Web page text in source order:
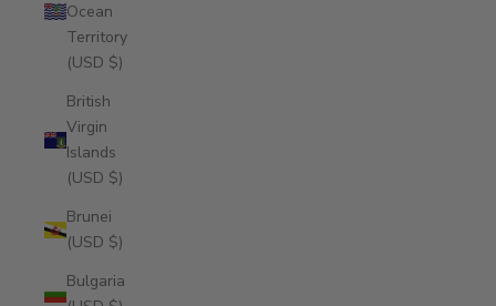
Ocean
Territory
(USD $)
British
Virgin
Islands
(USD $)
Brunei
(USD $)
Bulgaria